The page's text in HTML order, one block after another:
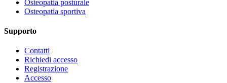
Osteopatia posturale
Osteopatia sportiva
Supporto
Contatti
Richiedi accesso
Registrazione
Accesso